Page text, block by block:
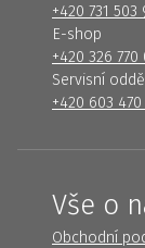
+420 731 503
E-shop
+420 326 770
Servisní
+420 603
Vše o
Obchodní